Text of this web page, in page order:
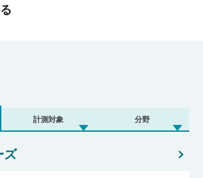
計測対象 分野
ズ